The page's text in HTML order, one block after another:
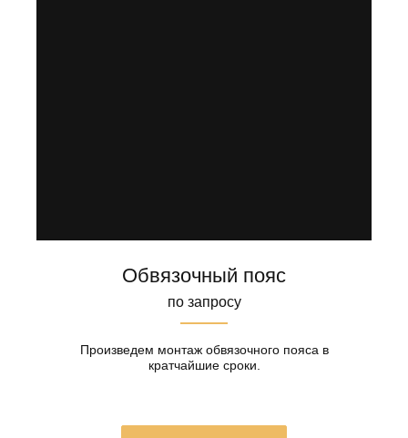
Обвязочный пояс
по запросу
Произведем монтаж обвязочного пояса в
кратчайшие сроки.